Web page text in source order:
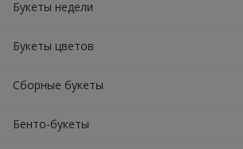
Букеты недели
Букеты цветов
Сборные букеты
Бенто-букеты